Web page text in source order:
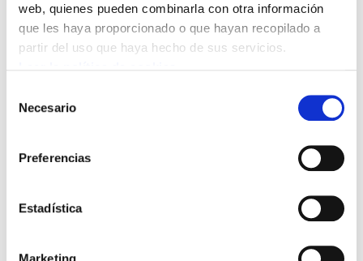
web, quienes pueden combinarla con otra información
que les haya proporcionado o que hayan recopilado a
partir del uso que haya hecho de sus servicios.
Necesario
Preferencias
Estadística
Entrevista a Mikel Noval, responsable del
Gabinete Técnico de ELA. Una vez cambiados los
Unión Europea como condición para su rescate.
consecuencias de su derrumbe serían inciertas
para toda la zona euro. Pero el problema es que
tampoco se vislumbran las consecuencias de un
creciente malestar social. Cada día se hace más